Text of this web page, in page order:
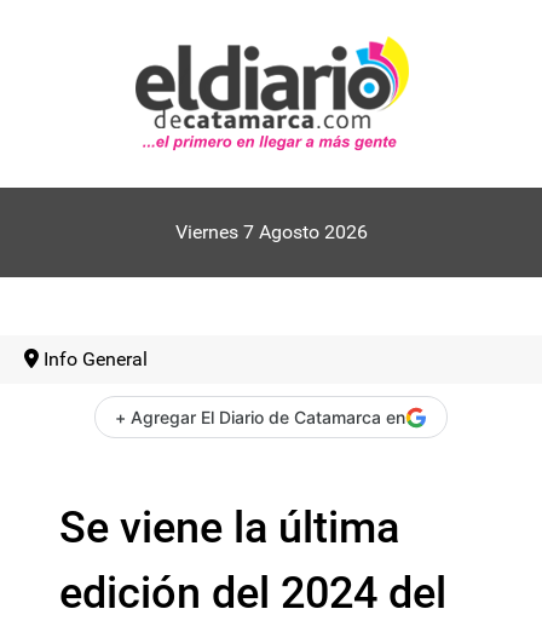
Viernes 7 Agosto 2026
Info General
+ Agregar El Diario de Catamarca en
Se viene la última
edición del 2024 del